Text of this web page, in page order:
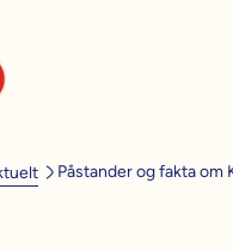
Påstander og fakta om